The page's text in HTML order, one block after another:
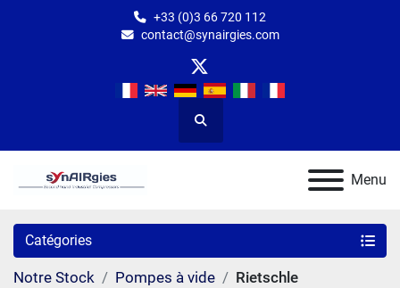
+33 (0)3 66 720 112
contact@synairgies.com
twitter
Rechercher
Menu
Catégories
Notre Stock Pompes à vide Rietschle